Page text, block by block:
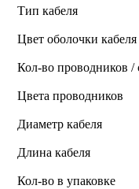
Тип кабеля
Цвет оболочки кабеля
Кол-во проводников /
Цвета проводников
Диаметр кабеля
Длина кабеля
Кол-во в упаковке